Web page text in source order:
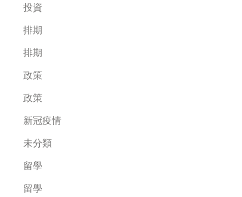
投資
排期
排期
政策
政策
新冠疫情
未分類
留學
留學